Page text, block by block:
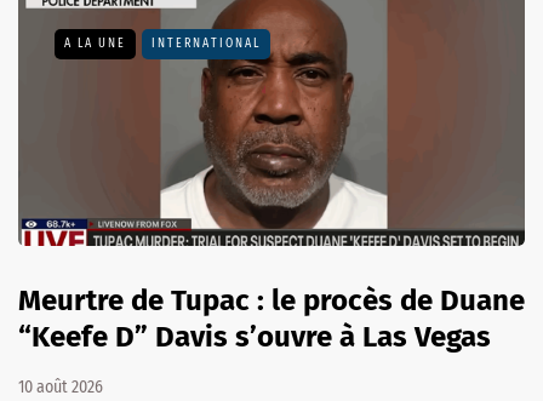
A LA UNE INTERNATIONAL
Meurtre de Tupac : le procès de Duane
“Keefe D” Davis s’ouvre à Las Vegas
10 août 2026